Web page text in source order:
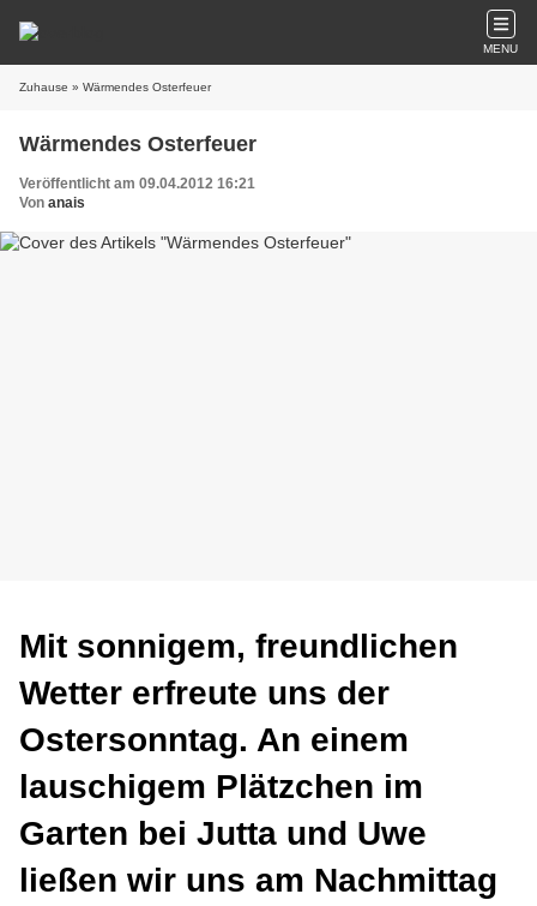
MENU
Zuhause » Wärmendes Osterfeuer
Wärmendes Osterfeuer
Veröffentlicht am 09.04.2012 16:21
Von anais
Mit sonnigem, freundlichen
Wetter erfreute uns der
Ostersonntag. An einem
lauschigem Plätzchen im
Garten bei Jutta und Uwe
ließen wir uns am Nachmittag